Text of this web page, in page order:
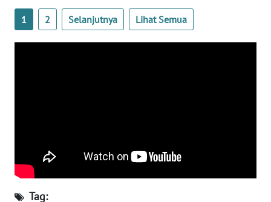
1 2 Selanjutnya Lihat Semua
Tag:
WN
BALI